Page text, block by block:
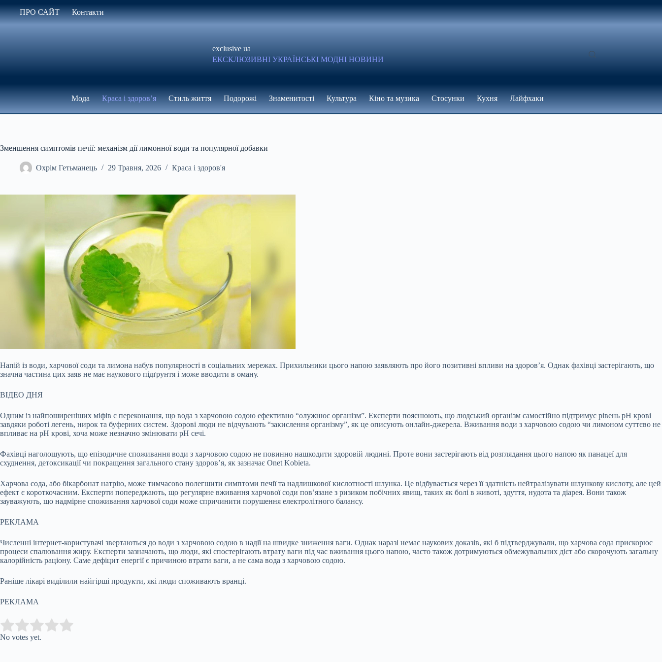
до
вмісту
ПРО САЙТ Контакти
exclusive ua
ЕКСКЛЮЗИВНІ УКРАЇНСЬКІ МОДНІ НОВИНИ
Мода Краса і здоров’я Стиль життя Подорожі Знаменитості Культура Кіно та музика Стосунки Кухня Лайфхаки
Зменшення симптомів печії: механізм дії лимонної води та популярної добавки
Охрім Гетьманець 29 Травня, 2026 Краса і здоров'я
Напій із води, харчової соди та лимона набув популярності в соціальних мережах. Прихильники цього напою заявляють про його позитивні впливи на здоров’я. Однак фахівці застерігають, що
значна частина цих заяв не має наукового підґрунтя і може вводити в оману.
ВІДЕО ДНЯ
Одним із найпоширеніших міфів є переконання, що вода з харчовою содою ефективно “олужнює організм”. Експерти пояснюють, що людський організм самостійно підтримує рівень pH крові
завдяки роботі легень, нирок та буферних систем. Здорові люди не відчувають “закислення організму”, як це описують онлайн-джерела. Вживання води з харчовою содою чи лимоном суттєво не
впливає на pH крові, хоча може незначно змінювати pH сечі.
Фахівці наголошують, що епізодичне споживання води з харчовою содою не повинно нашкодити здоровій людині. Проте вони застерігають від розглядання цього напою як панацеї для
схуднення, детоксикації чи покращення загального стану здоров’я, як зазначає Onet Kobieta.
Харчова сода, або бікарбонат натрію, може тимчасово полегшити симптоми печії та надлишкової кислотності шлунка. Це відбувається через її здатність нейтралізувати шлункову кислоту, але цей
ефект є короткочасним. Експерти попереджають, що регулярне вживання харчової соди пов’язане з ризиком побічних явищ, таких як болі в животі, здуття, нудота та діарея. Вони також
зауважують, що надмірне споживання харчової соди може спричинити порушення електролітного балансу.
РЕКЛАМА
Численні інтернет-користувачі звертаються до води з харчовою содою в надії на швидке зниження ваги. Однак наразі немає наукових доказів, які б підтверджували, що харчова сода прискорює
процеси спалювання жиру. Експерти зазначають, що люди, які спостерігають втрату ваги під час вживання цього напою, часто також дотримуються обмежувальних дієт або скорочують загальну
калорійність раціону. Саме дефіцит енергії є причиною втрати ваги, а не сама вода з харчовою содою.
Раніше лікарі виділили найгірші продукти, які люди споживають вранці.
РЕКЛАМА
Rate this item:
No votes yet.